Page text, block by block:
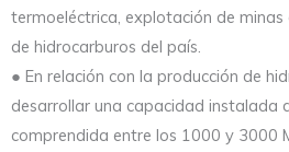
termoeléctrica, explotación de
de hidrocarburos del país.
● En relación con la producción de
desarrollar una capacidad instalada
comprendida entre los 1000 y 3000